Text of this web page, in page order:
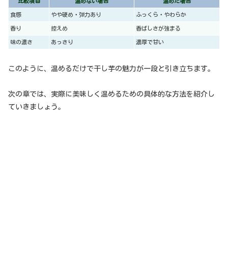
食感 やや硬め・弾力あり ふっくら・やわらか
香り 控えめ 香ばしさが強まる
味の濃さ あっさり 濃厚で甘い
このように、温めるだけで干し芋の魅力が一段と引き立ちます。
次の章では、実際に美味しく温めるための具体的な方法を紹介し
ていきましょう。